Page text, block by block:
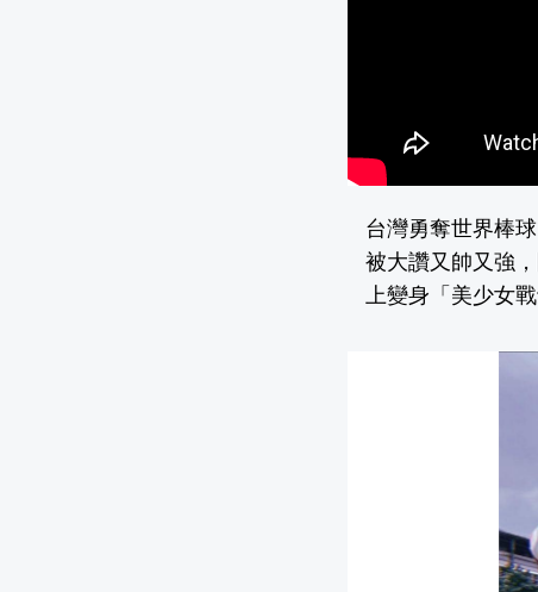
台灣勇奪世界棒
被大讚又帥又強
上變身「美少女